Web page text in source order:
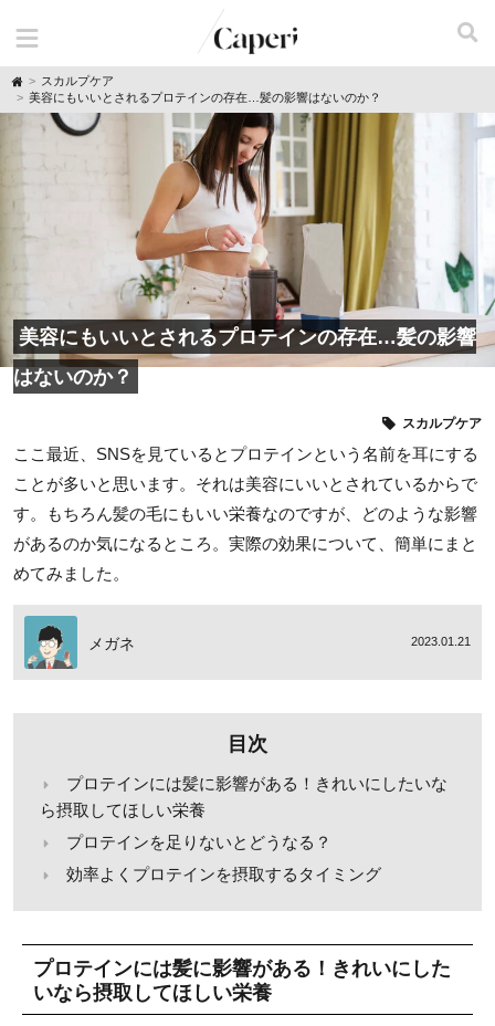
H
o
m
スカルプケア
美容にもいいとされるプロテインの存在…髪の影響はないのか？
美容にもいいとされるプロテインの存在…髪の影響
はないのか？
スカルプケア
ここ最近、SNSを見ているとプロテインという名前を耳にする
ことが多いと思います。それは美容にいいとされているからで
す。もちろん髪の毛にもいい栄養なのですが、どのような影響
があるのか気になるところ。実際の効果について、簡単にまと
めてみました。
メガネ 2023.01.21
目次
プロテインには髪に影響がある！きれいにしたいな
ら摂取してほしい栄養
プロテインを足りないとどうなる？
効率よくプロテインを摂取するタイミング
プロテインには髪に影響がある！きれいにした
いなら摂取してほしい栄養